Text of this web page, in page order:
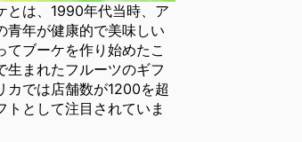
とは、1990年代当時、ア
青年が健康的で美味しい
てブーケを作り始めたこ
生まれたフルーツのギフ
カでは店舗数が1200を超
トとして注目されていま